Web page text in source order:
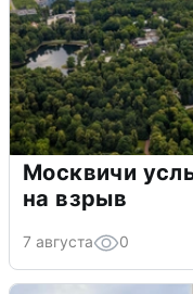
Москвичи
на взрыв
7 августа 0